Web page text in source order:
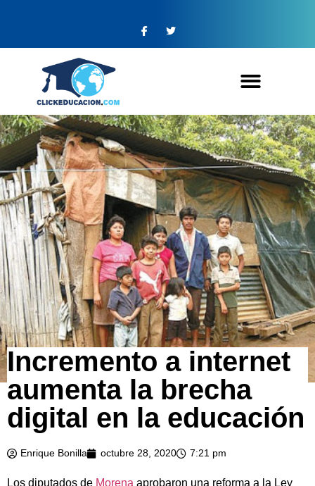
Incremento a internet
aumenta la brecha
digital en la educación
Enrique Bonilla octubre 28, 2020 7:21 pm
Los diputados de Morena aprobaron una reforma a la Ley